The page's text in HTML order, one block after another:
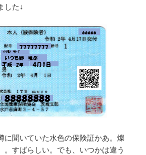
した↓
に聞いていた水色の保険証かあ。燦
。すばらしい。でも、いつかは違う